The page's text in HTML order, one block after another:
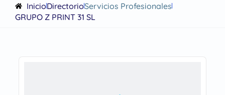
InicioDirectorioServicios Profesionales
GRUPO Z PRINT 31 SL